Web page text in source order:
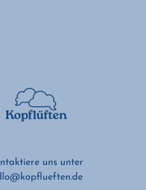
uns unter